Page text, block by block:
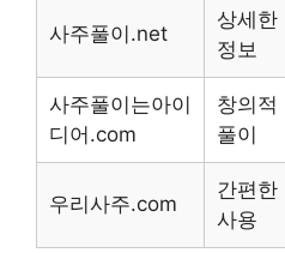
사주풀이.net
상세한
정보
사주풀이는아이
디어.com
창의적
풀이
우리사주.com
간편한
사용